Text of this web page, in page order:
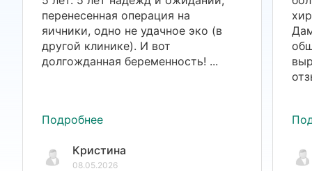
перенесенная операция на
яичники, одно не удачное эко (в
другой клинике). И вот
долгожданная беременность! ...
Подробнее
Кристина
08.05.2026